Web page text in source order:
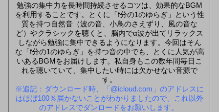
勉強の集中力を長時間持続させるコツは、効果的なBGM
を利用することです。とくに「f分の1のゆらぎ」という性
質を持つ自然音（波の音、小鳥のさえずり、風の音な
ど）やクラシックを聴くと、脳内でα波が出てリラックス
しながら勉強に集中できるようになります。今回はそん
な「f分の1のゆらぎ」を持つ音の中でも、とくに人気が高
いあるBGMをお届けします。私自身もこの数年間毎日こ
れを聴いていて、集中したい時には欠かせない音源で
す。
※追記：ダウンロード時、「@icloud.com」のアドレスに
はほぼ100％届かないことがわかりましたので、これ以外
のアドレスでダンロードをお願いします。